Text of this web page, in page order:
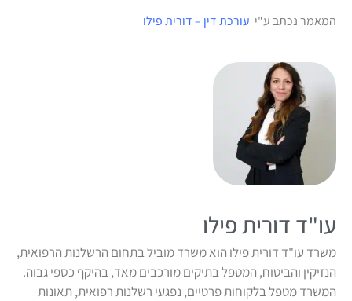
המאמר נכתב ע"י עורכת דין – דורית פילו
עו"ד דורית פילו
משרד עו"ד דורית פילו הוא משרד מוביל בתחום הרשלנות הרפואית,
הנזיקין והביטוח, המטפל בתיקים מורכבים מאד, בהיקף כספי גבוה.
המשרד מטפל בלקוחות פרטיים, נפגעי רשלנות רפואית, תאונות